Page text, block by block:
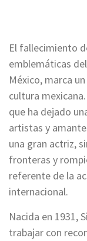
El fallecimiento
emblemáticas
México, marca
cultura
que ha dejado
artistas y
una gran actriz,
fronteras y
referente de la
internacional.
Nacida en 1931,
trabajar con